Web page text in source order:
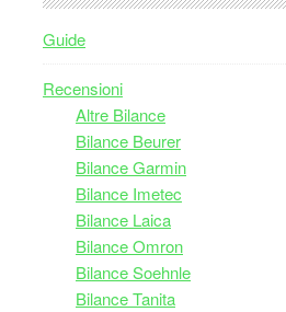
Guide
Recensioni
Altre Bilance
Bilance Beurer
Bilance Garmin
Bilance Imetec
Bilance Laica
Bilance Omron
Bilance Soehnle
Bilance Tanita